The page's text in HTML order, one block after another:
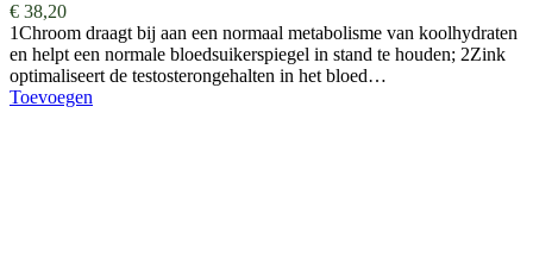
€ 38,20
1Chroom draagt bij aan een normaal metabolisme van koolhydraten
en helpt een normale bloedsuikerspiegel in stand te houden; 2Zink
optimaliseert de testosterongehalten in het bloed…
Toevoegen